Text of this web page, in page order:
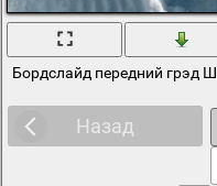
Бордслайд передний грэд
Назад